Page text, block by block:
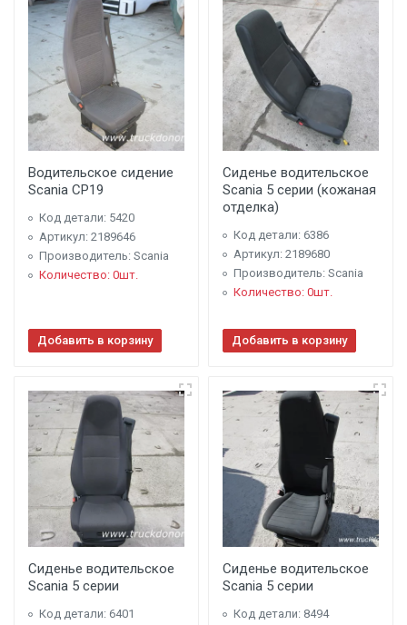
Водительское сидение
Scania CP19
Код детали: 5420
Артикул: 2189646
Производитель: Scania
Количество: 0шт.
Добавить в корзину
Сиденье водительское
Scania 5 серии (кожаная
отделка)
Код детали: 6386
Артикул: 2189680
Производитель: Scania
Количество: 0шт.
Добавить в корзину
Сиденье водительское
Scania 5 серии
Код детали: 6401
Сиденье водительское
Scania 5 серии
Код детали: 8494